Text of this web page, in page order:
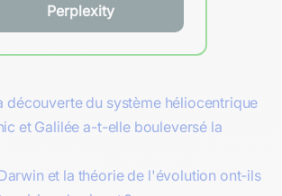
Perplexity
découverte du système héliocentrique
et Galilée a-t-elle bouleversé la
et la théorie de l'évolution ont-ils